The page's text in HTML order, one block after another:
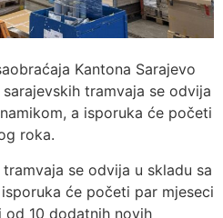
Kantona Sarajevo
tramvaja se odvija
a isporuka će početi
roka.
se odvija u skladu sa
će početi par mjeseci
od 10 dodatnih novih